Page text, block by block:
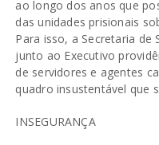
ao longo dos anos que
das unidades prisionais
Para isso, a Secretaria de
junto ao Executivo
de servidores e agentes
quadro insustentável que
INSEGURANÇA